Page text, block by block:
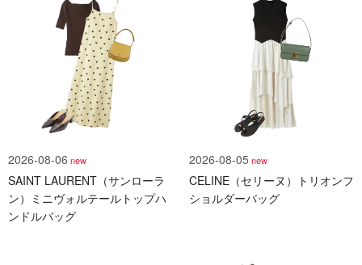
2026-08-06 new
SAINT LAURENT（サンローラ
ン）ミニヴォルテールトップハ
ンドルバッグ
2026-08-05 new
CELINE（セリーヌ）トリオンフ
ショルダーバッグ